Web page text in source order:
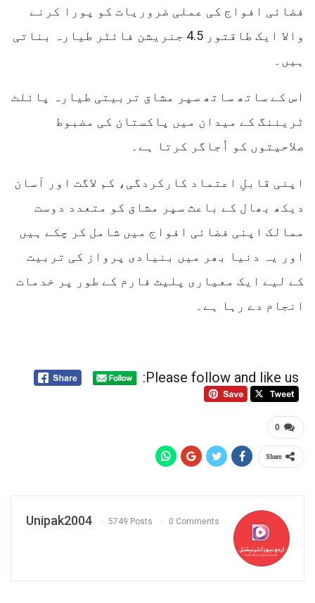
فضائی افواج کی عملی ضروریات کو پورا کرنے
والا ایک طاقتور 4.5 جنریشن فائٹر طیارہ بناتی
ہیں۔
اس کے ساتھ ساتھ سپر مشاق تربیتی طیارہ پائلٹ
ٹریننگ کے میدان میں پاکستان کی مضبوط
صلاحیتوں کو اُجاگر کرتا ہے۔
اپنی قابلِ اعتماد کارکردگی، کم لاگت اور آسان
دیکھ بھال کے باعث سپر مشاق کو متعدد دوست
ممالک اپنی فضائی افواج میں شامل کر چکے ہیں
اور یہ دنیا بھر میں بنیادی پرواز کی تربیت
کے لیے ایک معیاری پلیٹ فارم کے طور پر خدمات
انجام دے رہا ہے۔
Please follow and like us:
0
Share
Unipak2004 5749 Posts 0 Comments